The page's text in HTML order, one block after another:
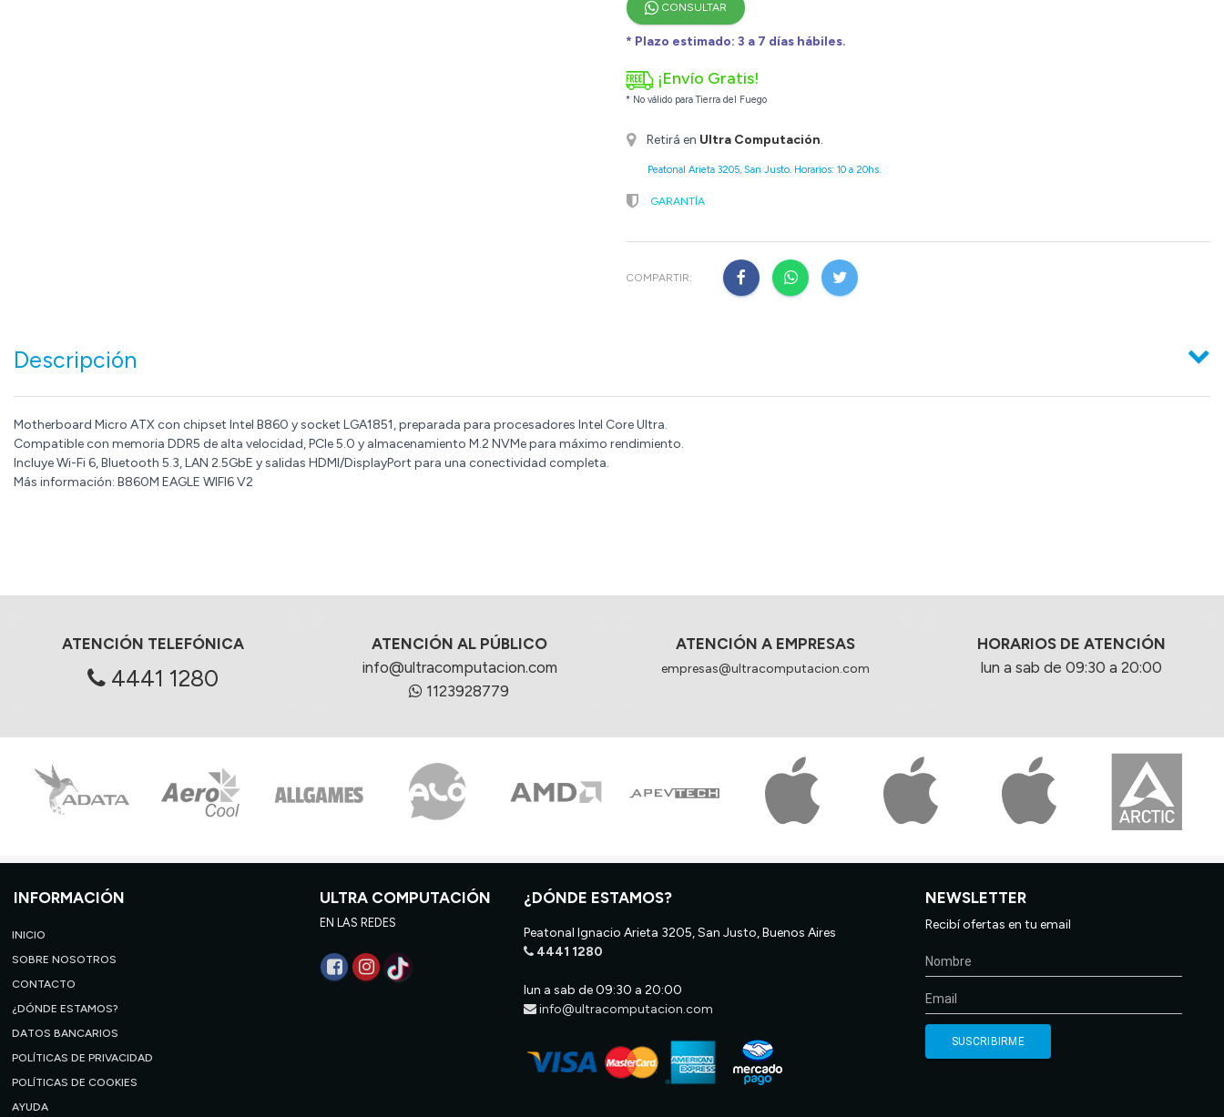
CONSULTAR
* Plazo estimado: 3 a 7 días hábiles.
¡Envío Gratis!
* No válido para Tierra del Fuego
Retirá en Ultra Computación.
Peatonal Arieta 3205, San Justo. Horarios: 10 a 20hs.
GARANTÍA
COMPARTIR:
Descripción
Motherboard Micro ATX con chipset Intel B860 y socket LGA1851, preparada para procesadores Intel Core Ultra.
Compatible con memoria DDR5 de alta velocidad, PCIe 5.0 y almacenamiento M.2 NVMe para máximo rendimiento.
Incluye Wi-Fi 6, Bluetooth 5.3, LAN 2.5GbE y salidas HDMI/DisplayPort para una conectividad completa.
Más información: B860M EAGLE WIFI6 V2
ATENCIÓN TELEFÓNICA
4441 1280
ATENCIÓN AL PÚBLICO
info@ultracomputacion.com
1123928779
ATENCIÓN A EMPRESAS
empresas@ultracomputacion.com
HORARIOS DE ATENCIÓN
lun a sab de 09:30 a 20:00
INFORMACIÓN
INICIO
SOBRE NOSOTROS
CONTACTO
¿DÓNDE ESTAMOS?
DATOS BANCARIOS
POLÍTICAS DE PRIVACIDAD
POLÍTICAS DE COOKIES
AYUDA
ULTRA COMPUTACIÓN
EN LAS REDES
¿DÓNDE ESTAMOS?
Peatonal Ignacio Arieta 3205, San Justo, Buenos Aires
4441 1280
lun a sab de 09:30 a 20:00
info@ultracomputacion.com
NEWSLETTER
Recibí ofertas en tu email